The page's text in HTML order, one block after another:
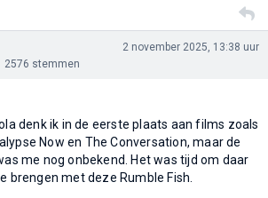
2576 stemmen
2 november 2025, 13:38 uur
denk ik in de eerste plaats aan films zoals
Now en The Conversation, maar de
me nog onbekend. Het was tijd om daar
brengen met deze Rumble Fish.